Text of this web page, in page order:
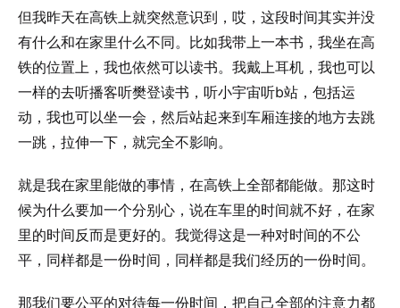
但我昨天在高铁上就突然意识到，哎，这段时间其实并没
有什么和在家里什么不同。比如我带上一本书，我坐在高
铁的位置上，我也依然可以读书。我戴上耳机，我也可以
一样的去听播客听樊登读书，听小宇宙听b站，包括运
动，我也可以坐一会，然后站起来到车厢连接的地方去跳
一跳，拉伸一下，就完全不影响。
就是我在家里能做的事情，在高铁上全部都能做。那这时
候为什么要加一个分别心，说在车里的时间就不好，在家
里的时间反而是更好的。我觉得这是一种对时间的不公
平，同样都是一份时间，同样都是我们经历的一份时间。
那我们要公平的对待每一份时间，把自己全部的注意力都